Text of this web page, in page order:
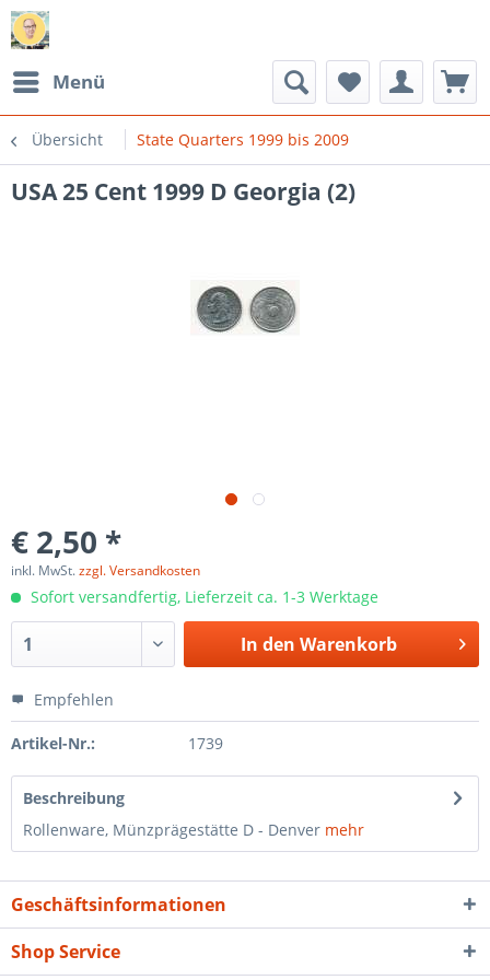
Menü
Übersicht State Quarters 1999 bis 2009
USA 25 Cent 1999 D Georgia (2)
€ 2,50 *
inkl. MwSt.zzgl. Versandkosten
Sofort versandfertig, Lieferzeit ca. 1-3 Werktage
In den Warenkorb
Empfehlen
Artikel-Nr.: 1739
Beschreibung
Rollenware, Münzprägestätte D - Denver mehr
Geschäftsinformationen
Shop Service